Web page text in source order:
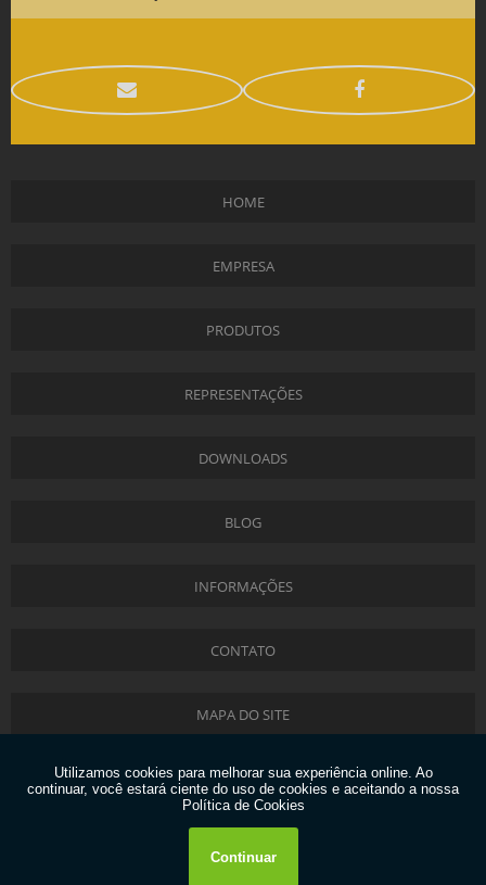
HOME
EMPRESA
PRODUTOS
REPRESENTAÇÕES
DOWNLOADS
BLOG
INFORMAÇÕES
CONTATO
MAPA DO SITE
Copyright © Liftec. (Lei 9610 de 19/02/1998)
W3C